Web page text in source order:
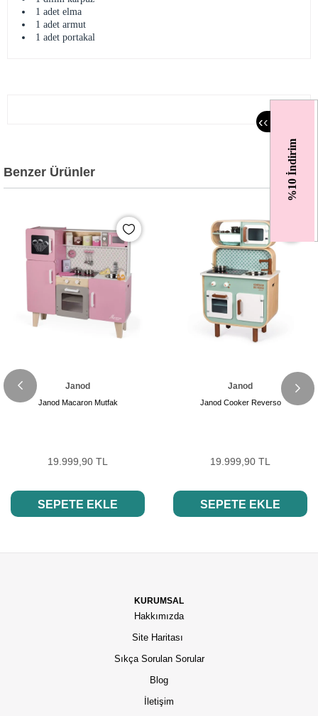
%10 İndirim
‹‹
1 adet elma
1 adet armut
1 adet portakal
Benzer Ürünler
Janod
Janod Macaron Mutfak
19.999,90 TL
SEPETE EKLE
Janod
Janod Cooker Reverso
19.999,90 TL
SEPETE EKLE
KURUMSAL
Hakkımızda
Site Haritası
Sıkça Sorulan Sorular
Blog
İletişim